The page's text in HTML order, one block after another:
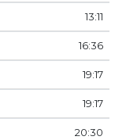
13:11
16:36
19:17
19:17
20:30